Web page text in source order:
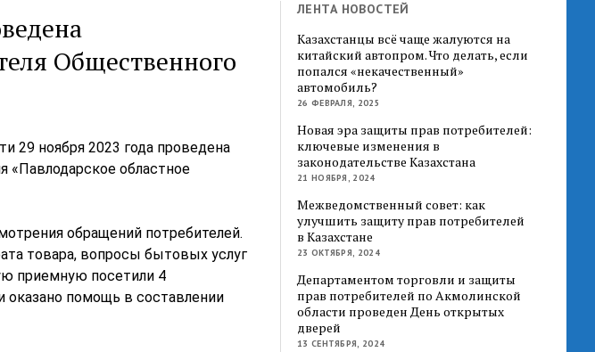
Общественного
29 ноября 2023 года проведена
«Павлодарское областное
обращений потребителей.
товара, вопросы бытовых услуг
приемную посетили 4
оказано помощь в составлении
ЛЕНТА НОВОСТЕЙ
Казахстанцы всё чаще жалуются на
китайский автопром. Что делать, если
попался «некачественный»
автомобиль?
26 ФЕВРАЛЯ, 2025
Новая эра защиты прав потребителей:
ключевые изменения в
законодательстве Казахстана
21 НОЯБРЯ, 2024
Межведомственный совет: как
улучшить защиту прав потребителей
в Казахстане
23 ОКТЯБРЯ, 2024
Департаментом торговли и защиты
прав потребителей по Акмолинской
области проведен День открытых
дверей
13 СЕНТЯБРЯ, 2024